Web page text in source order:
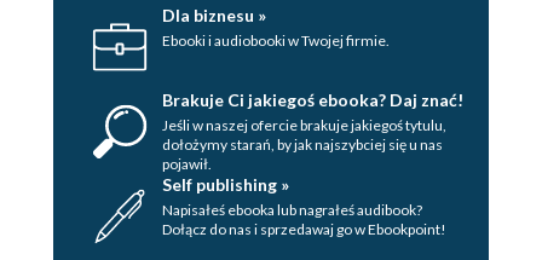
sukcesu.........................................................................................248
Zadanie 50. Znajdź 6 ruchów prowadzących do
sukcesu..............................................................................251
Dla biznesu »
Ebooki i audiobooki w Twojej firmie.
Brakuje Ci jakiegoś ebooka? Daj znać!
Jeśli w naszej ofercie brakuje jakiegoś tytulu,
dołożymy starań, by jak najszybciej się u nas
pojawił.
Self publishing »
Napisałeś ebooka lub nagrałeś audibook?
Dołącz do nas i sprzedawaj go w Ebookpoint!